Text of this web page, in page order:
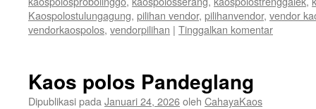
Kaospolostulungagung, pilihan vendor, pilihanvendor, vendor
vendorkaospolos, vendorpilihan | Tinggalkan komentar
Kaos polos Pandeglang
Dipublikasi pada Januari 24, 2026oleh CahayaKaos